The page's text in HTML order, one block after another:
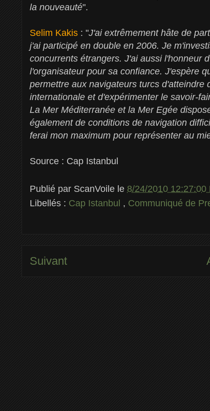
la nouveauté".
Selim Kakis : "J'ai extrêmement hâte de
j'ai participé en double en 2006. Je
concurrents étrangers. J'ai aussi l'honneur
l'organisateur pour sa confiance. J'espère
permettre aux navigateurs turcs
internationale et d'expérimenter le savoir-
La Mer Méditerranée et la Mer Egée
également de conditions de navigation
ferai mon maximum pour représenter au
Source : Cap Istanbul
Publié par ScanVoile le 8/24/2010 12:27:00
Libellés : Cap Istanbul , Communiqué de
Suivant